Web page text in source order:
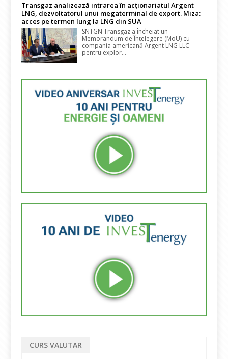
Transgaz analizează intrarea în acționariatul Argent
LNG, dezvoltatorul unui megaterminal de export. Miza:
acces pe termen lung la LNG din SUA
SNTGN Transgaz a încheiat un
Memorandum de Înțelegere (MoU) cu
compania americană Argent LNG LLC
pentru explor...
CURS VALUTAR